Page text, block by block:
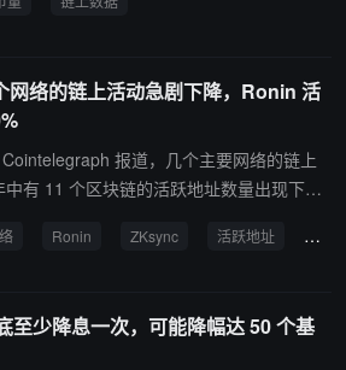
值。
网络的链上活动急剧下降，Ronin 活
报道，几个主要网络的链上
有 11 个区块链的活跃地址数量出现下
了
Ronin ZKsync 活跃地址 交
至少降息一次，可能降幅达 50 个基